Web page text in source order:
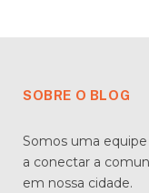
SOBRE O BLOG
Somos uma equipe
a conectar a
em nossa cidade.